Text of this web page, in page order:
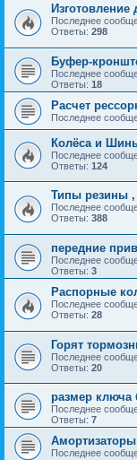
Изготовление
Последнее
Ответы: 298
Буфер-
Последнее
Ответы: 18
Расчет
Последнее
Колёса и
Последнее
Ответы: 124
Типы резины ,
Последнее
Ответы: 388
передние
Последнее
Ответы: 3
Распорные
Последнее
Ответы: 28
Горят
Последнее
Ответы: 20
размер ключа
Последнее
Ответы: 7
Амортизаторы
Последнее